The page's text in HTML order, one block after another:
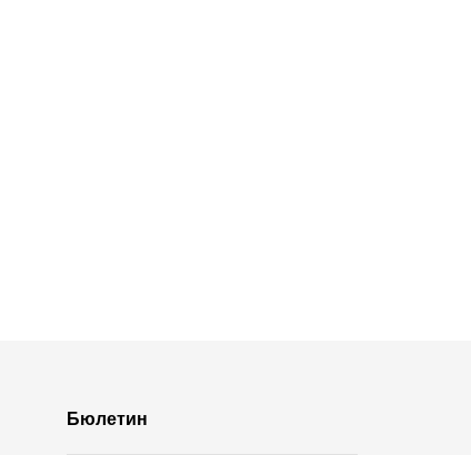
Бюлетин